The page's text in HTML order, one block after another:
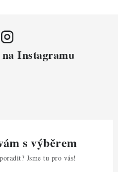
Instagramu
s výběrem
Jsme tu pro vás!